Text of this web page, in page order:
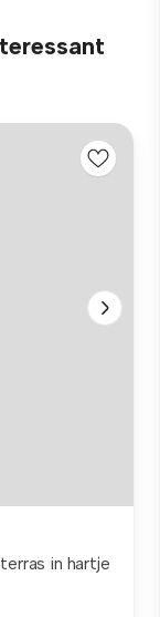
in hartje